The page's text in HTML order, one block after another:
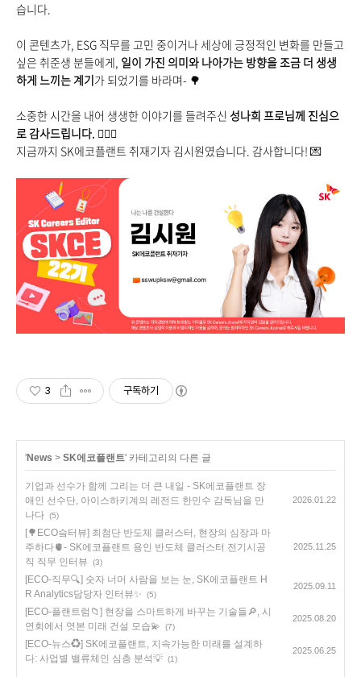
습니다.
이 콘텐츠가, ESG 직무를 고민 중이거나 세상에 긍정적인 변화를 만들고
싶은 취준생 분들에게, 일이 가진 의미와 나아가는 방향을 조금 더 생생
하게 느끼는 계기가 되었기를 바라며- 🌳
소중한 시간을 내어 생생한 이야기를 들려주신 성나희 프로님께 진심으
로 감사드립니다. 🙇🏻
지금까지 SK에코플랜트 취재기자 김시원였습니다. 감사합니다! 💌
3 구독하기
'News > SK에코플랜트' 카테고리의 다른 글
기업과 선수가 함께 그리는 더 큰 내일 - SK에코플랜트 장
애인 선수단, 아이스하키계의 레전드 한민수 감독님을 만
나다 (5)
2026.01.22
[🌳ECO슼터뷰] 최첨단 반도체 클러스터, 현장의 심장과 마
주하다🫀- SK에코플랜트 용인 반도체 클러스터 전기시공
직 직무 인터뷰
(3)
2025.11.25
[ECO-직무🔍] 숫자 너머 사람을 보는 눈, SK에코플랜트 H
R Analytics담당자 인터뷰✨
(5)
2025.09.11
[ECO-플랜트럼📁] 현장을 스마트하게 바꾸는 기술들🔎, 시
연회에서 엿본 미래 건설 모습💫
(7)
2025.08.20
[ECO-뉴스♻️] SK에코플랜트, 지속가능한 미래를 설계하
다: 사업별 밸류체인 심층 분석💡 (1)
2025.06.25